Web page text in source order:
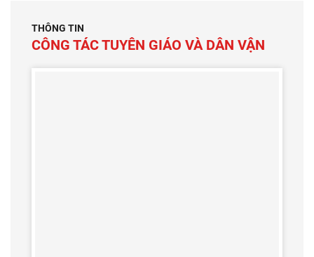
THÔNG TIN
CÔNG TÁC TUYÊN GIÁO VÀ DÂN VẬN